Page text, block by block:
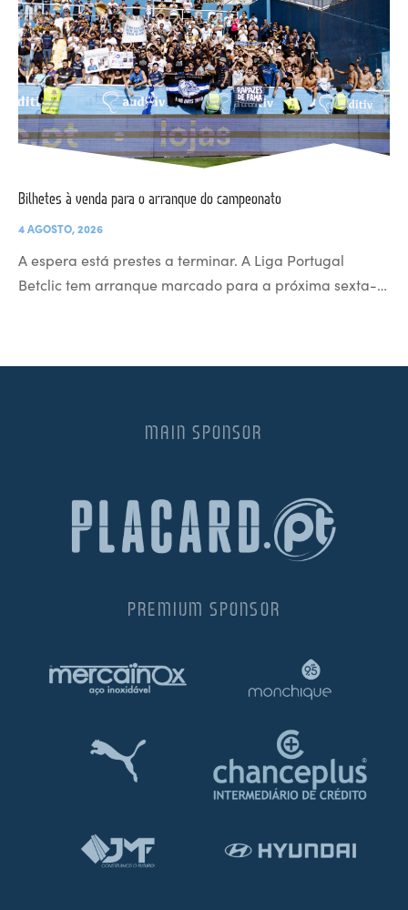
Bilhetes à venda para o arranque do campeonato
4 AGOSTO, 2026
A espera está prestes a terminar. A Liga Portugal
Betclic tem arranque marcado para a próxima sexta-…
MAIN SPONSOR
PREMIUM SPONSOR